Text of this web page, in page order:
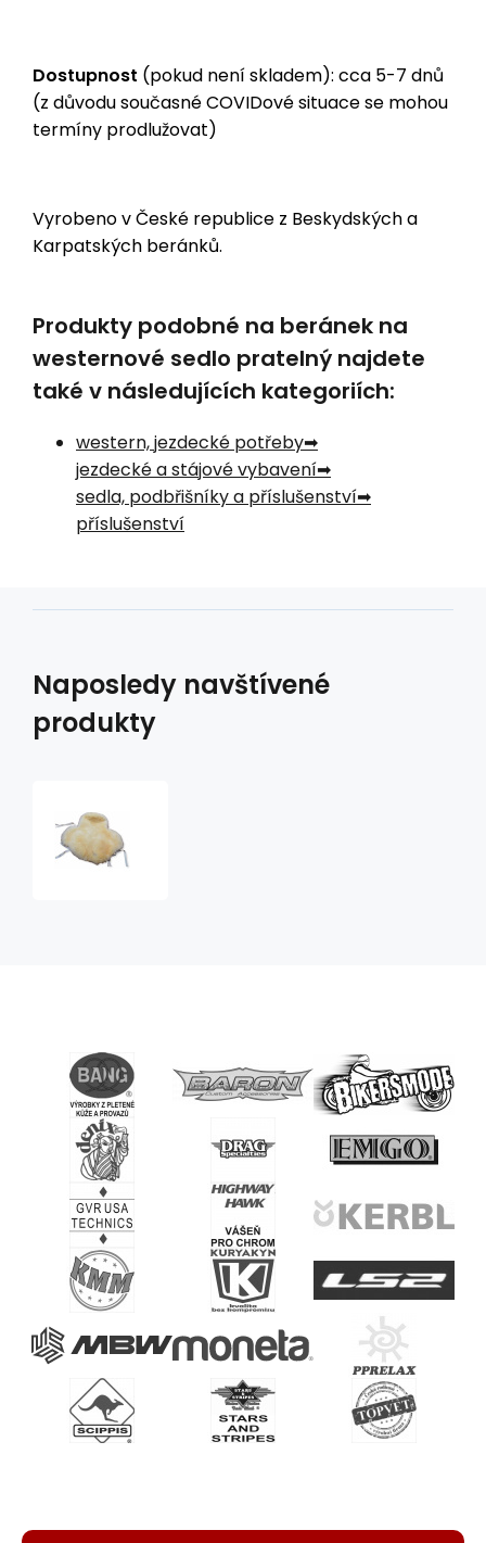
Dostupnost (pokud není skladem): cca 5-7 dnů
(z důvodu současné COVIDové situace se mohou
termíny prodlužovat)
Vyrobeno v České republice z Beskydských a
Karpatských beránků.
Produkty podobné na beránek na
westernové sedlo pratelný najdete
také v následujících kategoriích:
western, jezdecké potřeby
jezdecké a stájové vybavení
sedla, podbřišníky a příslušenství
příslušenství
Naposledy navštívené
produkty